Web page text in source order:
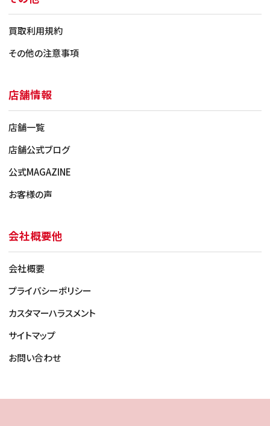
買取利用規約
その他の注意事項
店舗情報
店舗一覧
店舗公式ブログ
公式MAGAZINE
お客様の声
会社概要他
会社概要
プライバシーポリシー
カスタマーハラスメント
サイトマップ
お問い合わせ